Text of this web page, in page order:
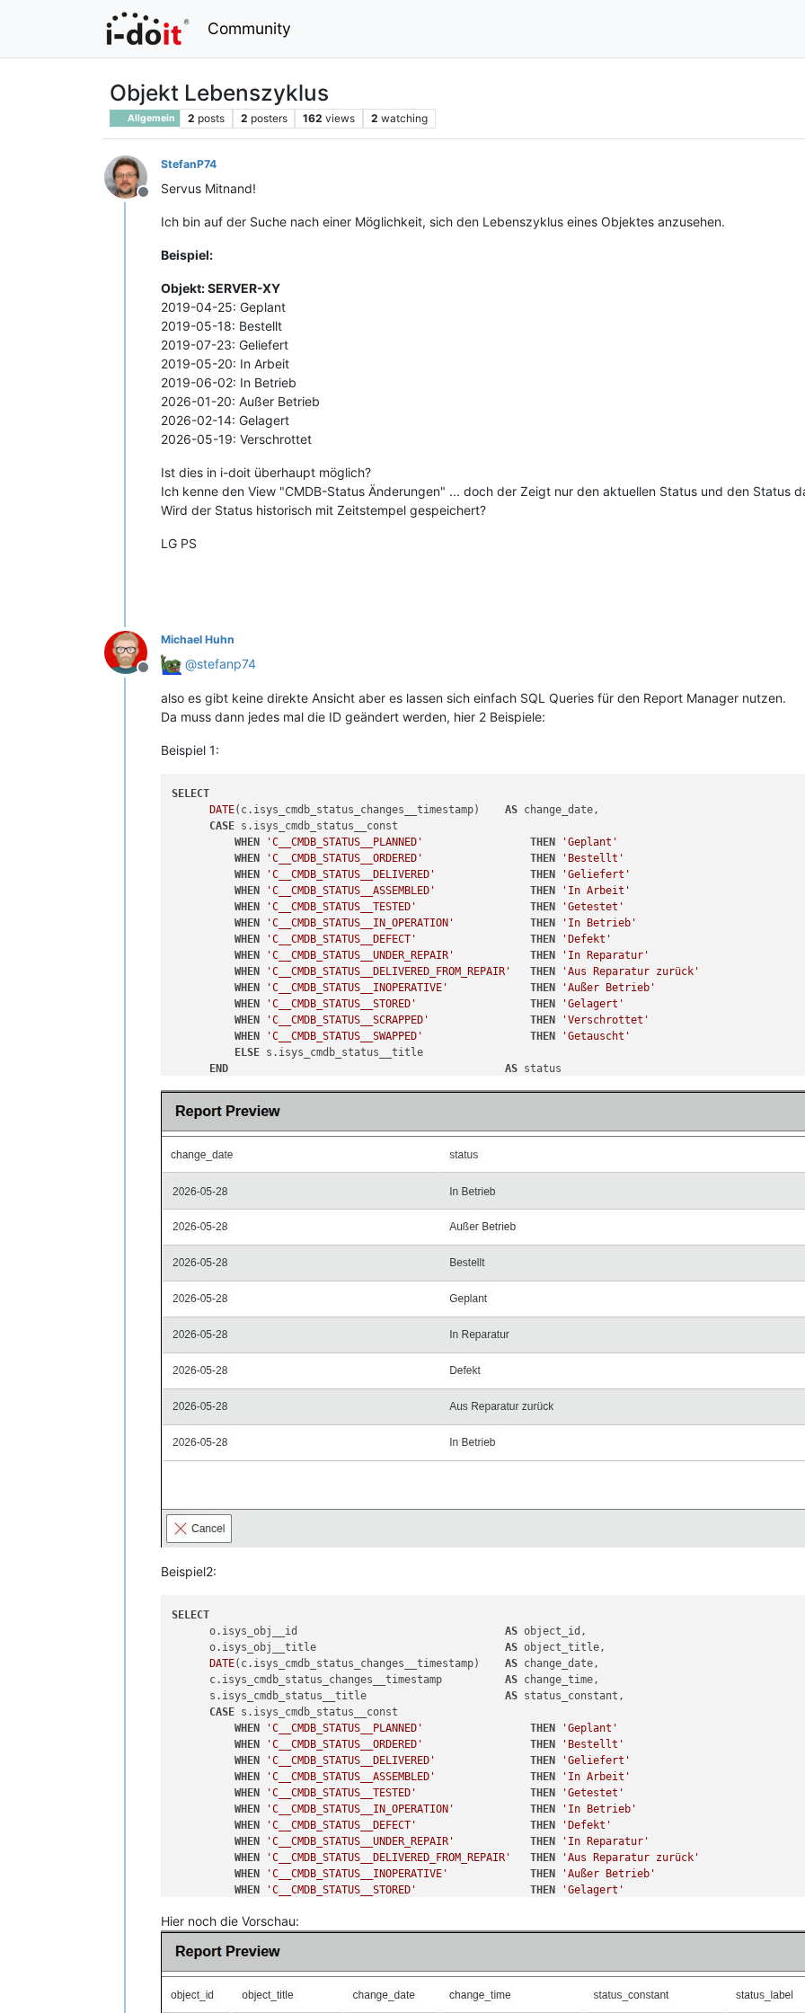
Community
Objekt Lebenszyklus
Allgemein 2 posts 2 posters 162 views 2 watching
Offline
StefanP74
Servus Mitnand!
Ich bin auf der Suche nach einer Möglichkeit, sich den Lebenszyklus eines Objektes anzusehen.
Beispiel:
Objekt: SERVER-XY
2019-04-25: Geplant
2019-05-18: Bestellt
2019-07-23: Geliefert
2019-05-20: In Arbeit
2019-06-02: In Betrieb
2026-01-20: Außer Betrieb
2026-02-14: Gelagert
2026-05-19: Verschrottet
Ist dies in i-doit überhaupt möglich?
Ich kenne den View "CMDB-Status Änderungen" ... doch der Zeigt nur den aktuellen Status und den Status
Wird der Status historisch mit Zeitstempel gespeichert?
LG PS
Offline
Michael Huhn
@stefanp74
also es gibt keine direkte Ansicht aber es lassen sich einfach SQL Queries für den Report Manager nutzen.
Da muss dann jedes mal die ID geändert werden, hier 2 Beispiele:
Beispiel 1:
SELECT
DATE(c.isys_cmdb_status_changes__timestamp) AS change_date,
CASE s.isys_cmdb_status__const
WHEN
'C__CMDB_STATUS__PLANNED' THEN
'Geplant'
WHEN
'C__CMDB_STATUS__ORDERED' THEN
'Bestellt'
WHEN
'C__CMDB_STATUS__DELIVERED' THEN
'Geliefert'
WHEN
'C__CMDB_STATUS__ASSEMBLED' THEN
'In Arbeit'
WHEN
'C__CMDB_STATUS__TESTED' THEN
'Getestet'
WHEN
'C__CMDB_STATUS__IN_OPERATION' THEN
'In Betrieb'
WHEN
'C__CMDB_STATUS__DEFECT' THEN
'Defekt'
WHEN
'C__CMDB_STATUS__UNDER_REPAIR' THEN
'In Reparatur'
WHEN
'C__CMDB_STATUS__DELIVERED_FROM_REPAIR' THEN
'Aus Reparatur zurück'
WHEN
'C__CMDB_STATUS__INOPERATIVE' THEN
'Außer Betrieb'
WHEN
'C__CMDB_STATUS__STORED' THEN
'Gelagert'
WHEN
'C__CMDB_STATUS__SCRAPPED' THEN
'Verschrottet'
WHEN
'C__CMDB_STATUS__SWAPPED' THEN
'Getauscht'
ELSE s.isys_cmdb_status__title
END
AS status
WHERE
     c.isys_cmdb_status_changes__isys_obj__id
ORDER BY
  c.isys_cmdb_status_changes__timestamp
ASC ;
Beispiel2:
SELECT
      o.isys_obj__id
AS object_id,
      o.isys_obj__title
AS object_title,
DATE(c.isys_cmdb_status_changes__timestamp) AS change_date,
      c.isys_cmdb_status_changes__timestamp
AS change_time,
      s.isys_cmdb_status__title
AS status_constant,
CASE s.isys_cmdb_status__const
WHEN
'C__CMDB_STATUS__PLANNED' THEN
'Geplant'
WHEN
'C__CMDB_STATUS__ORDERED' THEN
'Bestellt'
WHEN
'C__CMDB_STATUS__DELIVERED' THEN
'Geliefert'
WHEN
'C__CMDB_STATUS__ASSEMBLED' THEN
'In Arbeit'
WHEN
'C__CMDB_STATUS__TESTED' THEN
'Getestet'
WHEN
'C__CMDB_STATUS__IN_OPERATION' THEN
'In Betrieb'
WHEN
'C__CMDB_STATUS__DEFECT' THEN
'Defekt'
WHEN
'C__CMDB_STATUS__UNDER_REPAIR' THEN
'In Reparatur'
WHEN
'C__CMDB_STATUS__DELIVERED_FROM_REPAIR' THEN
'Aus Reparatur zurück'
WHEN
'C__CMDB_STATUS__INOPERATIVE' THEN
'Außer Betrieb'
WHEN
'C__CMDB_STATUS__STORED' THEN
'Gelagert'
WHEN 'C__CMDB_STATUS__SWAPPED'
END
FROM
      isys_cmdb_status_changes c
      isys_obj          o
o.isys_obj__id
c.isys_cmdb_status_changes__isys_obj__id
JOIN
      isys_cmdb_status  s
ON s.isys_cmdb_status__id
Hier noch die Vorschau: